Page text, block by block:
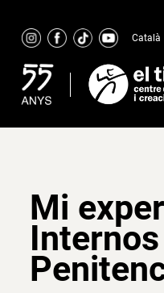
content
Català
Mi
Internos